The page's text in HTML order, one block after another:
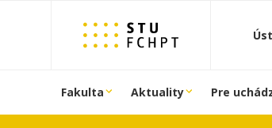
Fakulta Aktuality Pre